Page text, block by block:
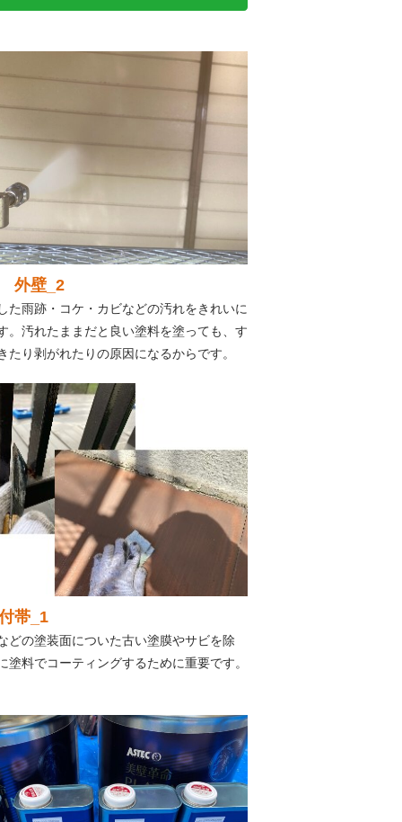
外壁_2
た雨跡・コケ・カビなどの汚れをきれいに
。汚れたままだと良い塗料を塗っても、す
たり剥がれたりの原因になるからです。
帯_1
どの塗装面についた古い塗膜やサビを除
塗料でコーティングするために重要です。